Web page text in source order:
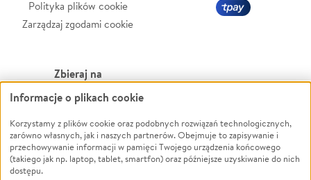
Polityka plików cookie
Zarządzaj zgodami cookie
Zbieraj na
Leczenie
Zwierzęta
Pożar
Ukraina
Powódź
Wichura
NGO
Informacje o plikach cookie
Korzystamy z plików cookie oraz podobnych rozwiązań technologicznych,
zarówno własnych, jak i naszych partnerów. Obejmuje to zapisywanie i
przechowywanie informacji w pamięci Twojego urządzenia końcowego
(takiego jak np. laptop, tablet, smartfon) oraz późniejsze uzyskiwanie do nich
dostępu.